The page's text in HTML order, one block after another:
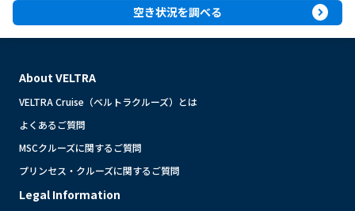
空き状況を調べる expand_circle_right
About VELTRA
VELTRA Cruise（ベルトラクルーズ）とは
よくあるご質問
MSCクルーズに関するご質問
プリンセス・クルーズに関するご質問
Legal Information